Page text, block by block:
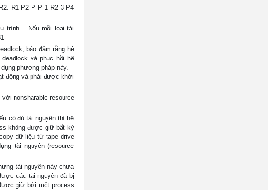
R1 P2 P P 1 R2 3 P4
trình – Nếu mỗi loại tài
bảo đảm rằng hệ
và phục hồi hệ
phương pháp này. –
động và phải được khởi
với nonsharable resource
có đủ tài nguyên thì hệ
không được giữ bất kỳ
dữ liệu từ tape drive
tài nguyên (resource
tài nguyên này chưa
các tài nguyên đã bị
giữ bởi một process